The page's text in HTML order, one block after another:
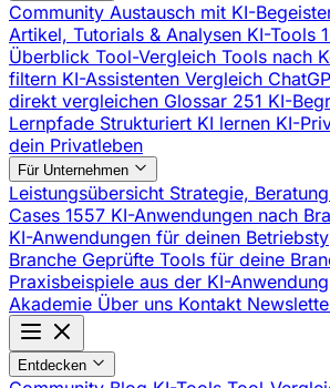
Community Austausch mit KI-
Artikel, Tutorials & Analysen KI-Tools
Überblick Tool-Vergleich Tools nach
filtern KI-Assistenten Vergleich
direkt vergleichen Glossar 251 KI-
Lernpfade Strukturiert KI lernen KI-
dein Privatleben
Für Unternehmen
Leistungsübersicht Strategie,
Cases 1557 KI-Anwendungen nach
KI-Anwendungen für deinen
Branche Geprüfte Tools für deine
Praxisbeispiele aus der KI-Anwendung
Akademie Über uns Kontakt
Entdecken